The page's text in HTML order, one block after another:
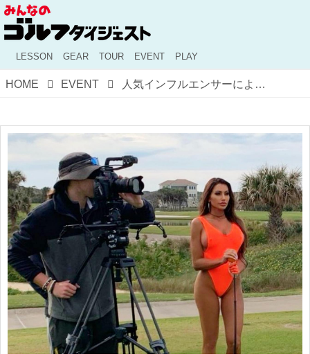
LESSON GEAR TOUR EVENT PLAY
HOME EVENT 人気インフルエンサーによる新スポーツコンテンツ「トップレススポーツリーグ」、どうなることやら…